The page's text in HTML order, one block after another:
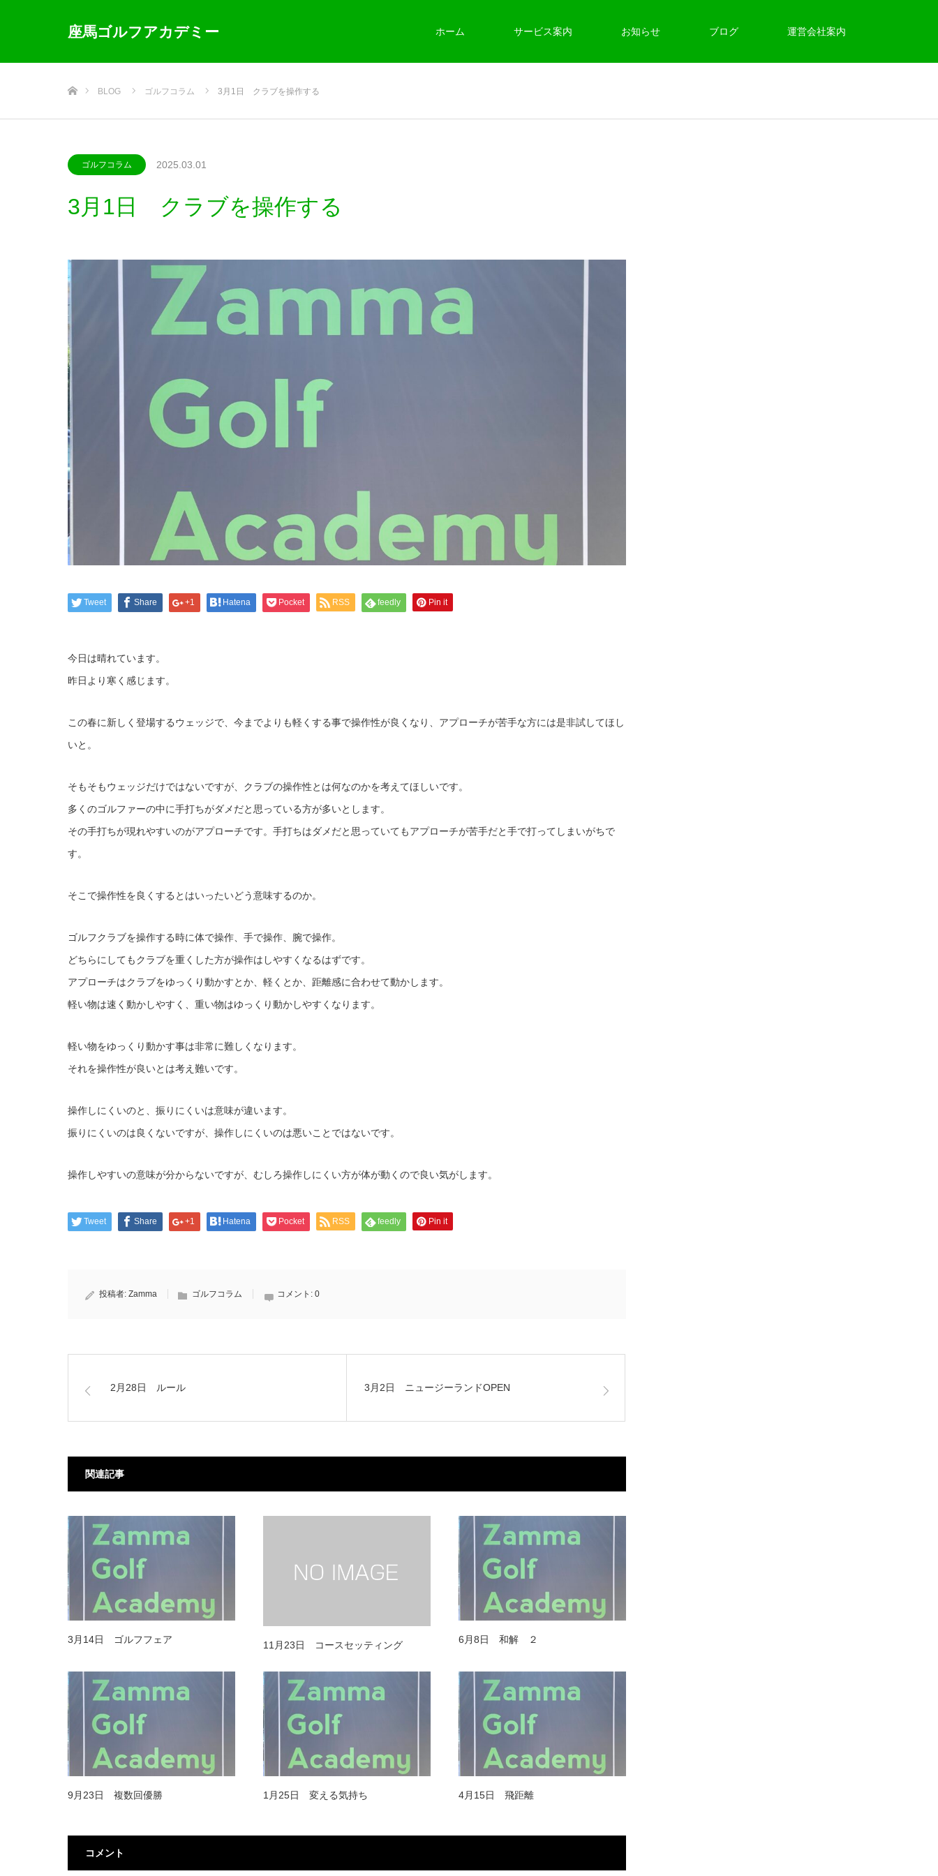
座馬ゴルフアカデミー ホーム サービス案内 お知らせ ブログ 運営会社案内
BLOG ゴルフコラム 3月1日 クラブを操作する
ゴルフコラム 2025.03.01
3月1日 クラブを操作する
Tweet Share +1 Hatena Pocket RSS feedly Pin it
今日は晴れています。
昨日より寒く感じます。
この春に新しく登場するウェッジで、今までよりも軽くする事で操作性が良くなり、アプローチが苦手な方には是非試してほし
いと。
そもそもウェッジだけではないですが、クラブの操作性とは何なのかを考えてほしいです。
多くのゴルファーの中に手打ちがダメだと思っている方が多いとします。
その手打ちが現れやすいのがアプローチです。手打ちはダメだと思っていてもアプローチが苦手だと手で打ってしまいがちで
す。
そこで操作性を良くするとはいったいどう意味するのか。
ゴルフクラブを操作する時に体で操作、手で操作、腕で操作。
どちらにしてもクラブを重くした方が操作はしやすくなるはずです。
アプローチはクラブをゆっくり動かすとか、軽くとか、距離感に合わせて動かします。
軽い物は速く動かしやすく、重い物はゆっくり動かしやすくなります。
軽い物をゆっくり動かす事は非常に難しくなります。
それを操作性が良いとは考え難いです。
操作しにくいのと、振りにくいは意味が違います。
振りにくいのは良くないですが、操作しにくいのは悪いことではないです。
操作しやすいの意味が分からないですが、むしろ操作しにくい方が体が動くので良い気がします。
Tweet Share +1 Hatena Pocket RSS feedly Pin it
投稿者: Zamma ゴルフコラム コメント: 0
2月28日 ルール 3月2日 ニュージーランドOPEN
関連記事
3月14日 ゴルフフェア
11月23日 コースセッティング
6月8日 和解 ２
9月23日 複数回優勝 1月25日 変える気持ち 4月15日 飛距離
コメント